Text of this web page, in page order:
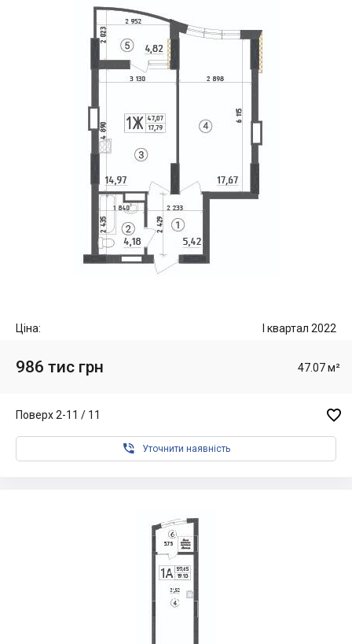
Ціна: I квартал 2022
986 тис грн 47.07 м²
Поверх 2-11 / 11 
 Уточнити наявність